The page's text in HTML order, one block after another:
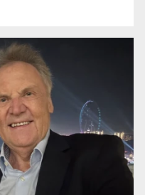
eingesetzt.